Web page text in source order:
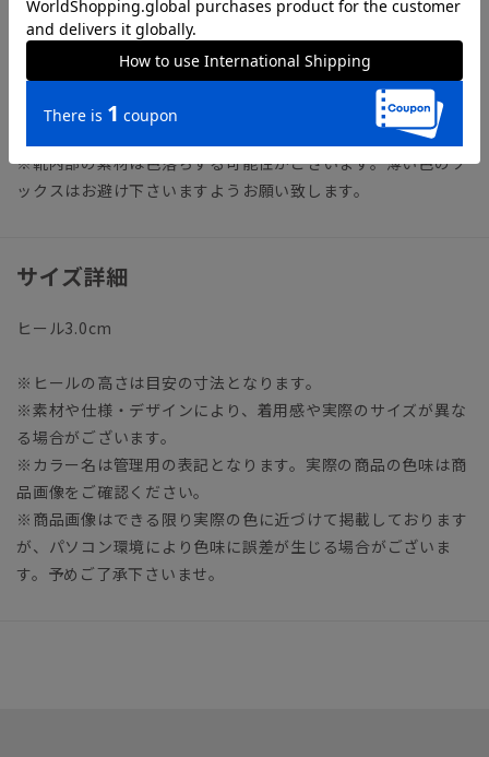
【仕様】ローファー／Uチップ
【足幅】3E
【製法】ストローベル製法
※靴内部の素材は色落ちする可能性がございます。薄い色のソ
ックスはお避け下さいますようお願い致します。
サイズ詳細
ヒール3.0cm
※ヒールの高さは目安の寸法となります。
※素材や仕様・デザインにより、着用感や実際のサイズが異な
る場合がございます。
※カラー名は管理用の表記となります。実際の商品の色味は商
品画像をご確認ください。
※商品画像はできる限り実際の色に近づけて掲載しております
が、パソコン環境により色味に誤差が生じる場合がございま
す。予めご了承下さいませ。